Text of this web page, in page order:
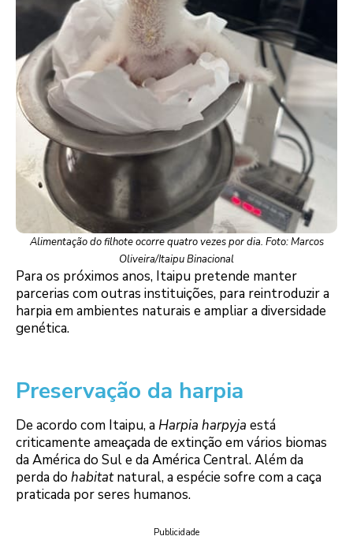
Alimentação do filhote ocorre quatro vezes por dia. Foto: Marcos
Oliveira/Itaipu Binacional
Para os próximos anos, Itaipu pretende manter
parcerias com outras instituições, para reintroduzir a
harpia em ambientes naturais e ampliar a diversidade
genética.
Preservação da harpia
De acordo com Itaipu, aHarpia harpyja está
criticamente ameaçada de extinção em vários biomas
da América do Sul e da América Central. Além da
perda do habitatnatural, a espécie sofre com a caça
praticada por seres humanos.
Publicidade